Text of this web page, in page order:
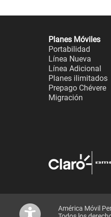
Planes Móviles
Portabilidad
Línea Nueva
Línea Adicional
Planes ilimitados
Prepago Chévere
Migración
América Móvil